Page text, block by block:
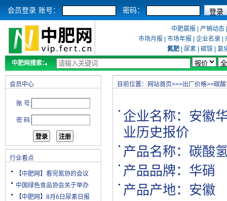
会员登录 账号： 密码：
中肥晨报 产销动态
市场月报
市场年报 企业名录
氮肥
尿素 碳铵
氯
中肥网搜索：
会员中心
账 号:
密 码:
行业看点
【中肥网】看完氮协的会议
中国绿色食品协会关于举办
【中肥网】8月6日尿素日报
目前位置： 网站首页>>>出厂价格>>碳
企业名称： 安徽
业历史报价
产品名称：碳酸
产品品牌：华硝
产品产地：安徽